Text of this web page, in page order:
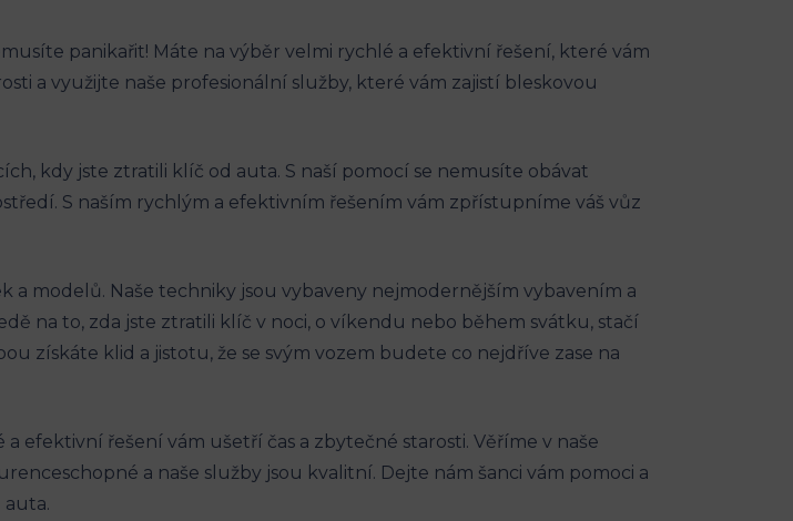
panikařit! Máte⁢ na výběr velmi rychlé a efektivní řešení, které vám
a využijte naše profesionální‌ služby, které vám zajistí bleskovou
kdy jste⁢ ztratili ‍klíč od auta. S‌ naší pomocí se ​nemusíte obávat
‍S naším rychlým a efektivním řešením‍ vám‍ zpřístupníme váš vůz
‌modelů. Naše‌ techniky jsou vybaveny nejmodernějším⁤ vybavením⁣ a
na to, zda jste ztratili klíč v noci, ⁢o víkendu nebo během‌ svátku, ⁤stačí
‍získáte klid a⁢ jistotu,‍ že se‌ svým vozem budete co nejdříve ‌zase​ na
efektivní řešení vám ušetří⁤ čas a zbytečné starosti. Věříme v naše
a naše‍ služby ⁢jsou⁢ kvalitní. ⁢Dejte nám šanci vám pomoci a
auta.